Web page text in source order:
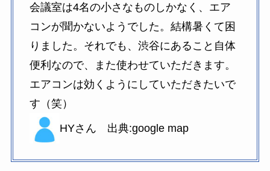
会議室は4名の小さなものしかなく、エア
コンが聞かないようでした。結構暑くて困
りました。それでも、渋谷にあること自体
便利なので、また使わせていただきます。
エアコンは効くようにしていただきたいで
す（笑）
HYさん 出典:google map